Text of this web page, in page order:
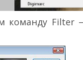
команду Filter